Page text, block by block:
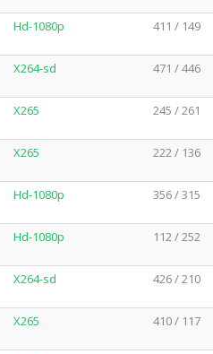
Hd-1080p 411 / 149
X264-sd 471 / 446
X265 245 / 261
X265 222 / 136
Hd-1080p 356 / 315
Hd-1080p 112 / 252
X264-sd 426 / 210
X265 410 / 117